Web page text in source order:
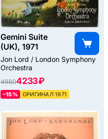
Gemini Suite
(UK), 1971
Jon Lord / London Symphony
Orchestra
49804233 ₽
–15% ОРИГИНАЛ 1971